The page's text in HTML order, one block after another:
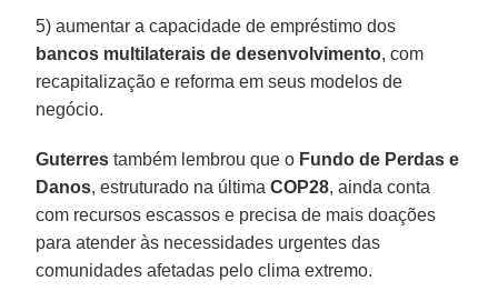
5) aumentar a capacidade de empréstimo dos
bancos multilaterais de desenvolvimento, com
recapitalização e reforma em seus modelos de
negócio.
Guterres também lembrou que o Fundo de Perdas e
Danos, estruturado na últimaCOP28, ainda conta
com recursos escassos e precisa de mais doações
para atender às necessidades urgentes das
comunidades afetadas pelo clima extremo.